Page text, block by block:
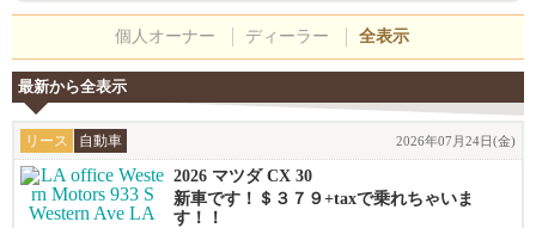
個人オーナー ディーラー 全表示
最新から全表示
リース 自動車 2026年07月24日(金)
2026 マツダ CX 30
新車です！＄３７９+taxで乗れちゃいま
す！！